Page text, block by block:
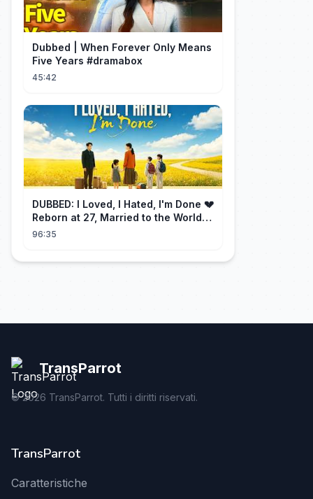
Dubbed | When Forever Only Means
Five Years #dramabox
45:42
DUBBED: I Loved, I Hated, I'm Done 💔
Reborn at 27, Married to the World's
Richest Man【霁月别去再无归】
96:35
TransParrot
©2026 TransParrot. Tutti i diritti riservati.
TransParrot
Caratteristiche